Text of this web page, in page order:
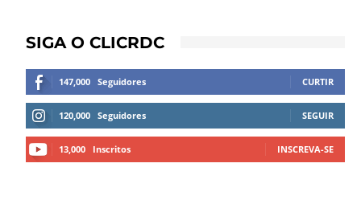
SIGA O CLICRDC
147,000 Seguidores CURTIR
120,000 Seguidores SEGUIR
13,000 Inscritos INSCREVA-SE